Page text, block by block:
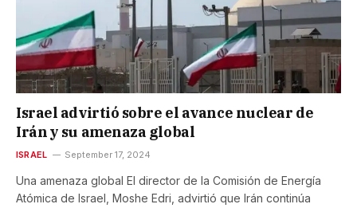
Israel advirtió sobre el avance nuclear de
Irán y su amenaza global
ISRAEL September 17, 2024
Una amenaza global El director de la Comisión de Energía
Atómica de Israel, Moshe Edri, advirtió que Irán continúa